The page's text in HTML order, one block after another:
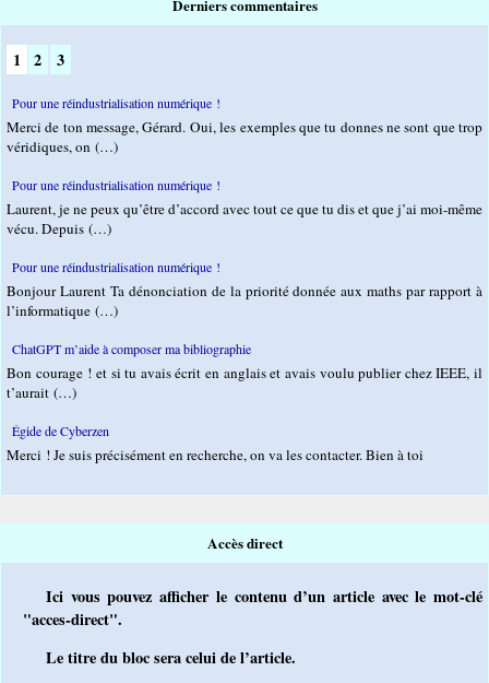
Derniers commentaires
1 2 3
Pour une réindustrialisation numérique !
Merci de ton message, Gérard. Oui, les exemples que tu donnes ne sont que trop
véridiques, on (…)
Pour une réindustrialisation numérique !
Laurent, je ne peux qu’être d’accord avec tout ce que tu dis et que j’ai moi-même
vécu. Depuis (…)
Pour une réindustrialisation numérique !
Bonjour Laurent Ta dénonciation de la priorité donnée aux maths par rapport à
l’informatique (…)
ChatGPT m’aide à composer ma bibliographie
Bon courage ! et si tu avais écrit en anglais et avais voulu publier chez IEEE, il
t’aurait (…)
Égide de Cyberzen
Merci ! Je suis précisément en recherche, on va les contacter. Bien à toi
Accès direct
Ici vous pouvez afficher le contenu d’un article avec le mot-clé
"acces-direct".
Le titre du bloc sera celui de l’article.